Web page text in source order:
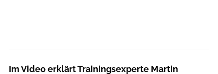
Im Video erklärt Trainingsexperte Martin